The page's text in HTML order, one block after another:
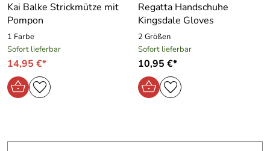
Kai Balke Strickmütze mit
Pompon
1 Farbe
Sofort lieferbar
14,95 €*
Regatta Handschuhe
Kingsdale Gloves
2 Größen
Sofort lieferbar
10,95 €*